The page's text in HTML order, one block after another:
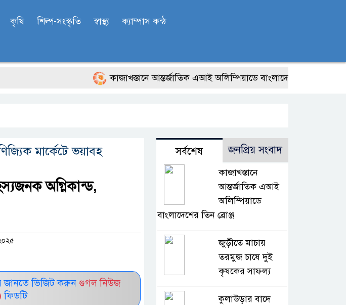
কৃষি শিল্প-সংস্কৃতি স্বাস্থ্য ক‍্যাম্পাস কন্ঠ
কাজাখস্তানে আন্তর্জাতিক এআই অলিম্পিয়াডে বাংলাদেশের তিন ব্রোঞ্জ
মার্কেটে ভয়াবহ
অগ্নিকান্ড,
জানতে ভিজিট করুন গুগল নিউজ
ফিডটি
সর্বশেষ জনপ্রিয় সংবাদ
কাজাখস্তানে
আন্তর্জাতিক এআই
অলিম্পিয়াডে
বাংলাদেশের তিন ব্রোঞ্জ
জুড়ীতে মাচায়
তরমুজ চাষে দুই
কৃষকের সাফল্য
কুলাউড়ার বাদে